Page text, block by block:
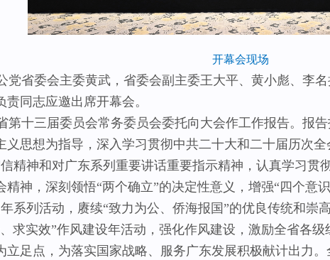
开幕会现场
省委会主委黄武，省委会副主委王大平、黄小彪、李
同志应邀出席开幕会。
十三届委员会常务委员会委托向大会作工作报告。报
义思想为指导，深入学习贯彻中共二十大和二十届历次
精神和对广东系列重要讲话重要指示精神，认真学习
神，深刻领悟“两个确立”的决定性意义，增强“四个意
系列活动，赓续“致力为公、侨海报国”的优良传统和崇
求实效”作风建设年活动，强化作风建设，激励全省各
立足点，为落实国家战略、服务广东发展积极献计出力